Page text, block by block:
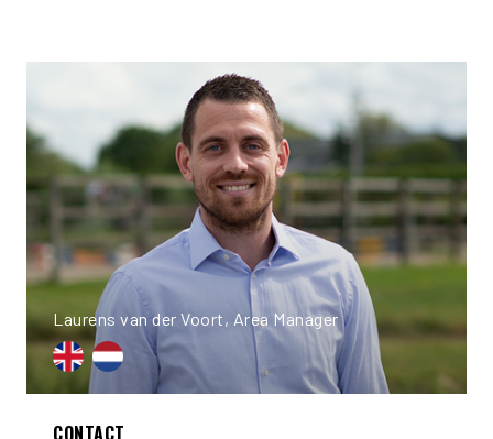
Laurens van der Voort, Area Manager
CONTACT